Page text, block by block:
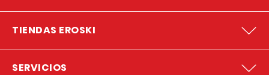
TIENDAS EROSKI
SERVICIOS